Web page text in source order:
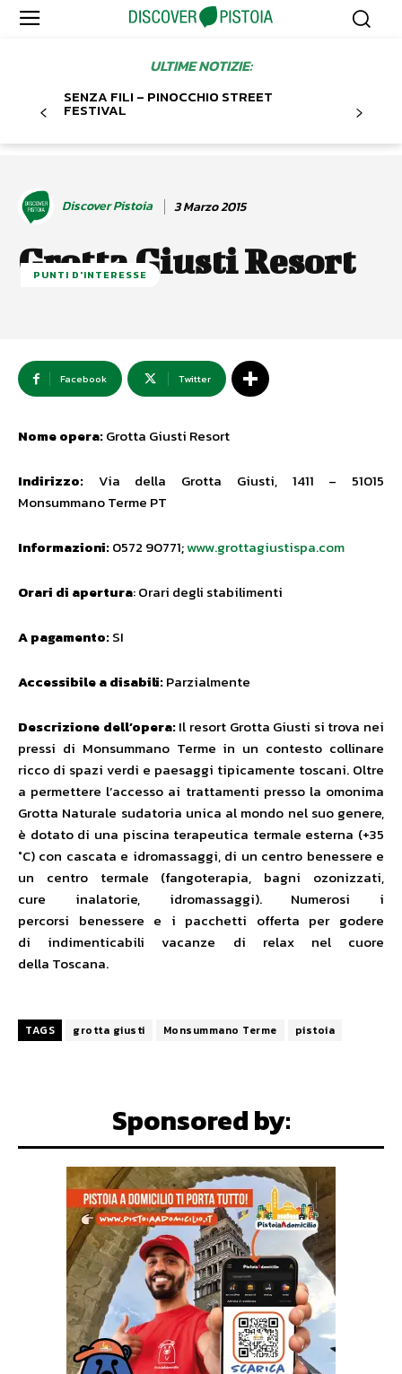
ULTIME NOTIZIE:
SENZA FILI – PINOCCHIO STREET
FESTIVAL
Discover Pistoia 3 Marzo 2015
Grotta Giusti Resort
PUNTI D'INTERESSE
Facebook Twitter
Nome opera:Grotta Giusti Resort
Indirizzo: Via della Grotta Giusti, 1411 – 51015
Monsummano Terme PT
Informazioni:0572 90771;www.grottagiustispa.com
Orari di apertura: Orari degli stabilimenti
A pagamento:SI
Accessibile a disabili:Parzialmente
Descrizione dell’opera:Il resort Grotta Giusti si trova nei
pressi di Monsummano Terme in un contesto collinare
ricco di spazi verdi e paesaggi tipicamente toscani. Oltre
a permettere l’accesso ai trattamenti presso la omonima
Grotta Naturale sudatoria unica al mondo nel suo genere,
è dotato di una piscina terapeutica termale esterna (+35
°C) con cascata e idromassaggi, di un centro benessere e
un centro termale (fangoterapia, bagni ozonizzati,
cure inalatorie, idromassaggi). Numerosi i
percorsi benessere e i pacchetti offerta per godere
di indimenticabili vacanze di relax nel cuore
della Toscana.
TAGS grotta giusti Monsummano Terme pistoia
Sponsored by: